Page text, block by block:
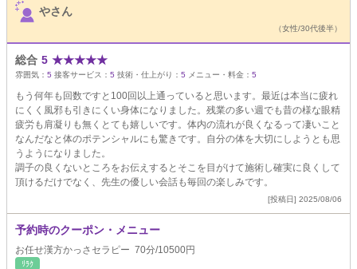
やさん
（女性/30代後半）
総合 5 ★★★★★
雰囲気： 5 接客サービス： 5 技術・仕上がり： 5 メニュー・料金： 5
もう何年も回数ですと100回以上通っていると思います。最近は本当に疲れ
にくく風邪も引きにくい身体になりました。残業の多い週でも昔の様な眼精
疲労も肩凝りも無くとても嬉しいです。体内の流れが良くなるって凄いこと
なんだなと体のポテンシャルにも驚きです。自分の体を大切にしようとも思
うようになりました。
調子の良くないところをお伝えするとそこを目がけて施術し確実に良くして
頂けるだけでなく、先生の優しい会話も毎回の楽しみです。
[投稿日] 2025/08/06
予約時のクーポン・メニュー
お任せ漢方かっさセラピー 70分/10500円
ﾘﾗｸ